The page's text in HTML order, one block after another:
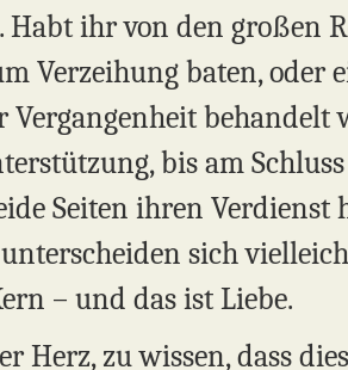
Habt ihr von den großen
Verzeihung baten, oder
behandelt
bis am
Seiten ihren Verdienst
sich
– und das ist Liebe.
Herz, zu wissen, dass